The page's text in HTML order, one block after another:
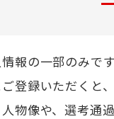
報の一部のみです
登録いただくと
物像や、選考通